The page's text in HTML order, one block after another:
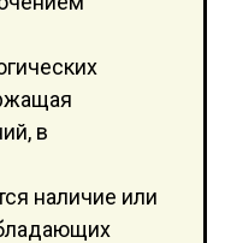
в
наличие или